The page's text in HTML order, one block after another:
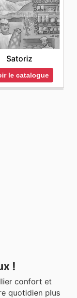
Satoriz
le catalogue
!
confort et
quotidien plus